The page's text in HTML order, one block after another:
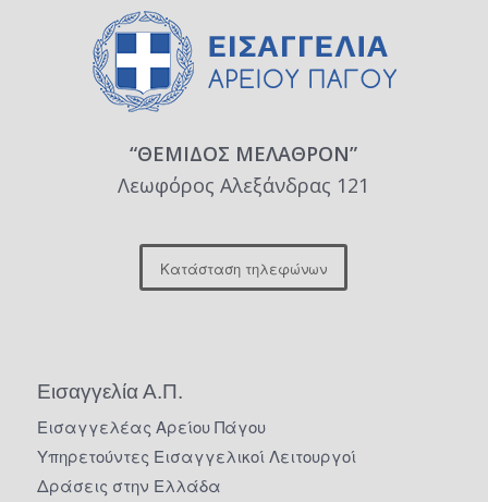
“ΘΕΜΙΔΟΣ ΜΕΛΑΘΡΟΝ”
Λεωφόρος Αλεξάνδρας 121
Κατάσταση τηλεφώνων
Εισαγγελία Α.Π.
Εισαγγελέας Αρείου Πάγου
Υπηρετούντες Εισαγγελικοί Λειτουργοί
Δράσεις στην Ελλάδα